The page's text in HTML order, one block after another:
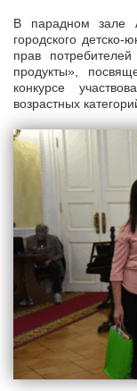
В парадном зале
городского
прав
продукты»,
конкурсе
возрастных